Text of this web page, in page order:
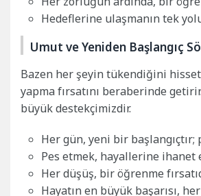
Hedeflerine ulaşmanın tek
Umut ve Yeniden Başlangıç
Bazen her şeyin tükendiğini
yapma fırsatını beraberinde
büyük destekçimizdir.
Her gün, yeni bir
Pes etmek, hayallerine ihanet
Her düşüş, bir öğrenme
Hayatın en büyük başarısı,